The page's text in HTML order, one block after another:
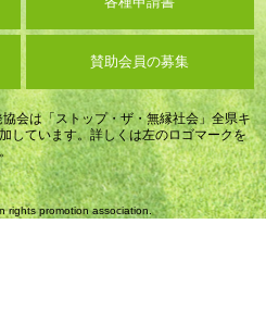
賛助会員の募集
会は「ストップ・ザ・無縁社会」全県キ
しています。詳しくは左のロゴマークを
rights promotion association.